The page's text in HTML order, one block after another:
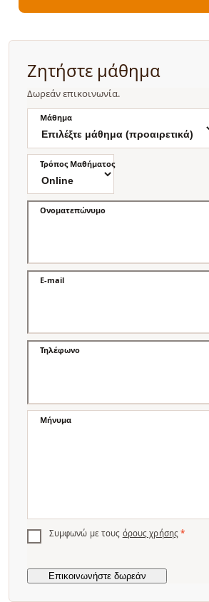
Ζητήστε μάθημα
Δωρεάν επικοινωνία.
Μάθημα
Τρόπος Μαθήματος
Ονοματεπώνυμο
E-mail
Τηλέφωνο
Μήνυμα
Συμφωνώ με τους όρους χρήσης *